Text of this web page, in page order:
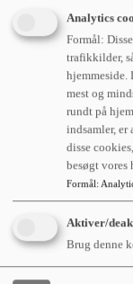
Læs om
til at
Om os
Analytics
Formål:
trafikkilder,
hjemmeside.
mest og
rundt på
indsamler, er
disse
besøgt vores
Formål:
Aktiver/
Brug denne